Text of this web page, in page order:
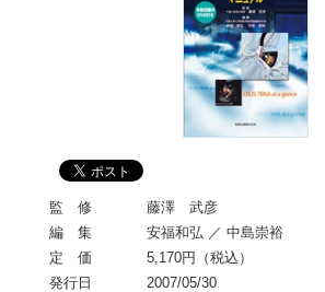
監 修
藤澤 武彦
編 集
安福和弘 ／ 中島崇裕
定 価
5,170円（税込）
発行日
2007/05/30